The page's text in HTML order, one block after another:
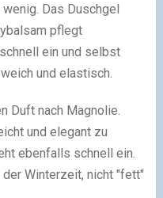
Das Duschgel
pflegt
ein und selbst
und elastisch.
Duft nach Magnolie.
und elegant zu
ebenfalls schnell ein.
Winterzeit, nicht "fett"